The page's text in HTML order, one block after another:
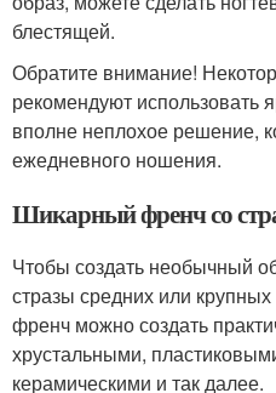
блестящей.
Обратите внимание!
рекомендуют использовать
вполне неплохое решение,
ежедневного ношения.
Шикарный френч со
Чтобы создать необычный
стразы средних или
френч можно создать
хрустальными,
керамическими и так далее.